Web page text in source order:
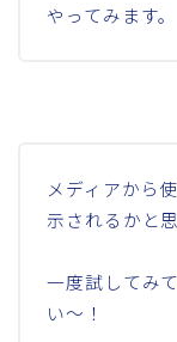
やってみます。
メディアから
示されるかと
一度試してみ
い～！